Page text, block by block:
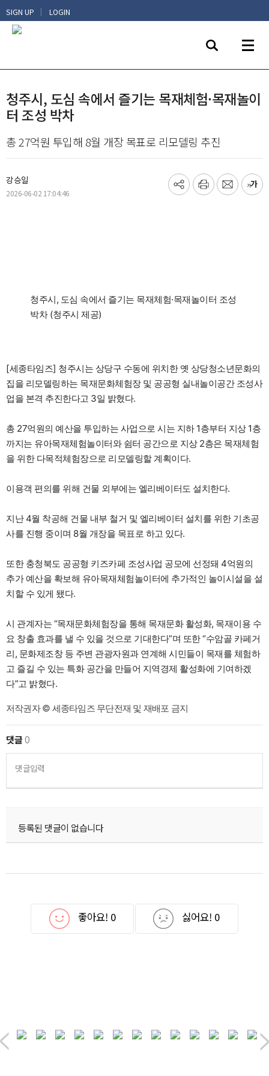
SIGN UP | LOGIN
청주시, 도심 속에서 즐기는 목재체험·목재놀이
터 조성 박차
총 27억원 투입해 8월 개장 목표로 리모델링 추진
강승일
2026-06-02 17:04:46
기
프
메
글
청주시, 도심 속에서 즐기는 목재체험·목재놀이터 조성
박차 (청주시 제공)
[세종타임즈] 청주시는 상당구 수동에 위치한 옛 상당청소년문화의
집을 리모델링하는 목재문화체험장 및 공공형 실내놀이공간 조성사
업을 본격 추진한다고 3일 밝혔다.
총 27억원의 예산을 투입하는 사업으로 시는 지하 1층부터 지상 1층
까지는 유아목재체험놀이터와 쉼터 공간으로 지상 2층은 목재체험
을 위한 다목적체험장으로 리모델링할 계획이다.
이용객 편의를 위해 건물 외부에는 엘리베이터도 설치한다.
지난 4월 착공해 건물 내부 철거 및 엘리베이터 설치를 위한 기초공
사를 진행 중이며 8월 개장을 목표로 하고 있다.
또한 충청북도 공공형 키즈카페 조성사업 공모에 선정돼 4억원의
추가 예산을 확보해 유아목재체험놀이터에 추가적인 놀이시설을 설
치할 수 있게 됐다.
시 관계자는 “목재문화체험장을 통해 목재문화 활성화, 목재이용 수
요 창출 효과를 낼 수 있을 것으로 기대한다”며 또한 “수암골 카페거
리, 문화제조창 등 주변 관광자원과 연계해 시민들이 목재를 체험하
고 즐길 수 있는 특화 공간을 만들어 지역경제 활성화에 기여하겠
다”고 밝혔다.
저작권자 © 세종타임즈 무단전재 및 재배포 금지
댓글0
댓글입력
등록된 댓글이 없습니다
좋아요! 0 싫어요! 0